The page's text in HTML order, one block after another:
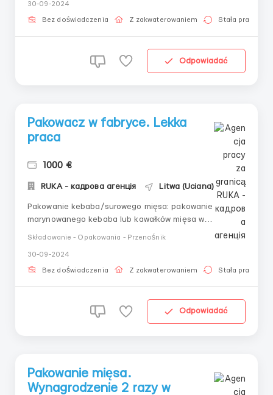
dodatkowe obciążenie pracą do 220 godzin
miesięcznie ⏰🍽 Wyżywienie:Bezpłatne śniadanie i
30-09-2024
Bez doświadczenia Z zakwaterowaniem Stała praca
Odpowiadać
Pakowacz w fabryce. Lekka
praca
1000 €
RUKA - кадрова агенція Litwa (Uciana)
Pakowanie kebaba/surowego mięsa: pakowanie
marynowanego kebaba lub kawałków mięsa w
plastikowych pojemnikach 🍖 4 dni robocze/4 dni wolne
wolne (8:00 - 21:00)Dwie zmiany/2 nocne zmiany/2
wolne dni (7:00 - 20:00 i 19:00 - 5:00) 🍽
Składowanie - Opakowania - Przenośnik
30-09-2024
Bez doświadczenia Z zakwaterowaniem Stała praca
Odpowiadać
Pakowanie mięsa.
Wynagrodzenie 2 razy w